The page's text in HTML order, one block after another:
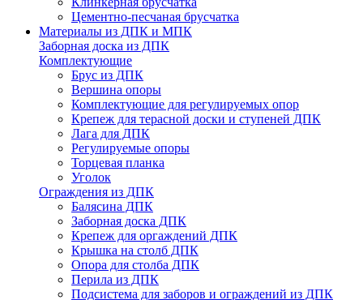
Цементно-песчаная брусчатка
Материалы из ДПК и МПК
Заборная доска из ДПК
Комплектующие
Брус из ДПК
Вершина опоры
Комплектующие для регулируемых опор
Крепеж для терасной доски и ступеней ДПК
Лага для ДПК
Регулируемые опоры
Торцевая планка
Уголок
Ограждения из ДПК
Балясина ДПК
Заборная доска ДПК
Крепеж для оргаждений ДПК
Крышка на столб ДПК
Опора для столба ДПК
Перила из ДПК
Подсистема для заборов и ограждений из ДПК